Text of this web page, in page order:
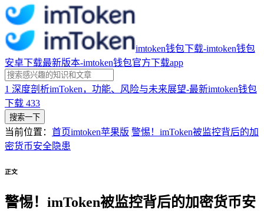
imtoken钱包下载-imtoken钱包
安卓下载最新版本-imtoken钱包官方下载app
1 深度剖析imToken，功能、风险与未来展望-最新imtoken钱包
下载 433
搜索一下
当前位置： 首页imtoken苹果版 警惕！imToken被监控背后的加
密货币安全隐患
正文
警惕！imToken被监控背后的加密货币安